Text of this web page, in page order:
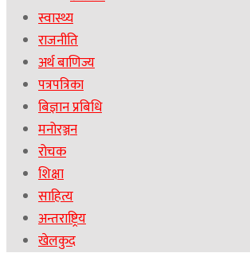
स्वास्थ्य
राजनीति
अर्थ बाणिज्य
पत्रपत्रिका
बिज्ञान प्रबिधि
मनोरञ्जन
रोचक
शिक्षा
साहित्य
अन्तराष्ट्रिय
खेलकुद